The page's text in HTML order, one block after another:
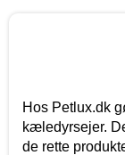
Hos Petlux.dk
kæledyrsejer.
de rette